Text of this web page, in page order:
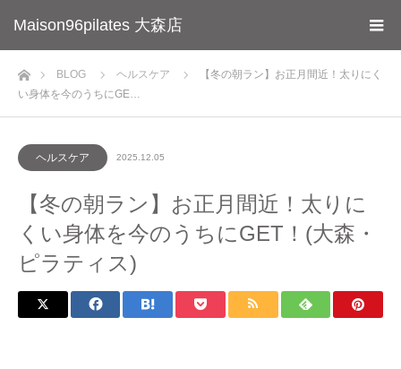
Maison96pilates 大森店
ホームBLOG ヘルスケア
【冬の朝ラン】お正月間近！太りにく
い身体を今のうちにGE…
ヘルスケア 2025.12.05
【冬の朝ラン】お正月間近！太りに
くい身体を今のうちにGET！(大森・
ピラティス)